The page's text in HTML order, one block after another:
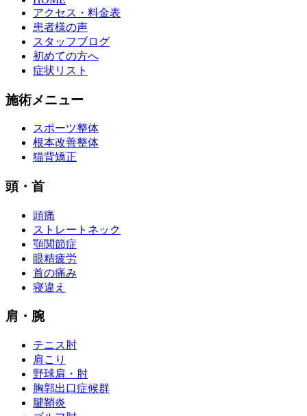
アクセス・料金表
患者様の声
スタッフブログ
初めての方へ
症状リスト
施術メニュー
スポーツ整体
根本改善整体
猫背矯正
頭・首
頭痛
ストレートネック
顎関節症
眼精疲労
首の痛み
寝違え
肩・腕
テニス肘
肩こり
野球肩・肘
胸郭出口症候群
腱鞘炎